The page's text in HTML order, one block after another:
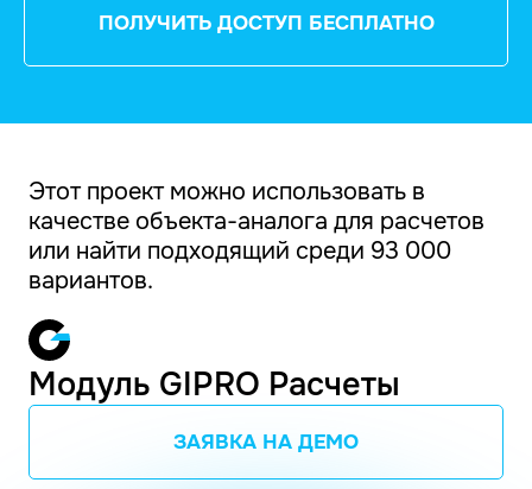
ПОЛУЧИТЬ ДОСТУП БЕСПЛАТНО
Этот проект можно использовать в
качестве объекта-аналога для расчетов
или найти подходящий среди 93 000
вариантов.
Модуль GIPRO Расчеты
ЗАЯВКА НА ДЕМО